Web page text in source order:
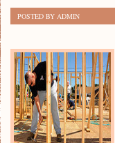
POSTED BY ADMIN